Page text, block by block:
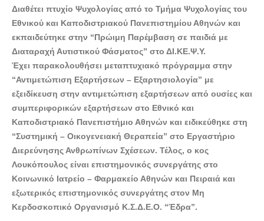
Διαθέτει πτυχίο Ψυχολογίας από το Τμήμα Ψυχολογίας του
Εθνικού και Καποδιστριακού Πανεπιστημίου Αθηνών και
εκπαιδεύτηκε στην “Πρώιμη Παρέμβαση σε παιδιά με
Διαταραχή Αυτιστικού Φάσματος” στο ΔΙ.ΚΕ.Ψ.Υ.
Έχει παρακολουθήσει μεταπτυχιακό πρόγραμμα στην
“Αντιμετώπιση Εξαρτήσεων – Εξαρτησιολογία” με
εξειδίκευση στην αντιμετώπιση εξαρτήσεων από ουσίες και
συμπεριφορικών εξαρτήσεων στο Εθνικό και
Καποδιστριακό Πανεπιστήμιο Αθηνών και ειδικεύθηκε στη
“Συστημική – Οικογενειακή Θεραπεία” στο Εργαστήριο
Διερεύνησης Ανθρωπίνων Σχέσεων. Τέλος, ο κος
Λουκόπουλος είναι επιστημονικός συνεργάτης στο
Κοινωνικό Ιατρείο – Φαρμακείο Αθηνών και Πειραιά και
εξωτερικός επιστημονικός συνεργάτης στον Μη
Κερδοσκοπικό Οργανισμό Κ.Σ.Δ.Ε.Ο. “Έδρα”.